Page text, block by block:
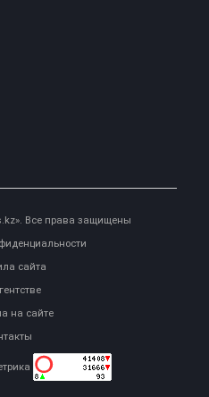
Все права защищены
сайта
на сайте